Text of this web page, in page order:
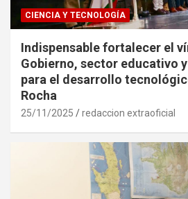
CIENCIA Y TECNOLOGÍA
Indispensable fortalecer el
Gobierno, sector educativo
para el desarrollo
Rocha
25/11/2025 redaccion extraoficial